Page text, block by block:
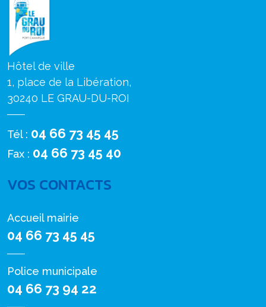
Hôtel de ville
1, place de la Libération,
30240 LE GRAU-DU-ROI
Tél : 04 66 73 45 45
Fax : 04 66 73 45 40
VOS CONTACTS
Accueil mairie
04 66 73 45 45
Police municipale
04 66 73 94 22